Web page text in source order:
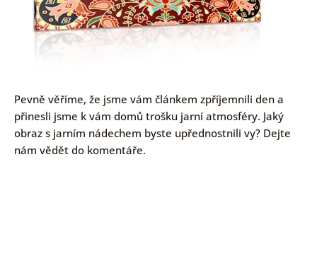
Pevně věříme, že jsme vám článkem zpříjemnili den a
přinesli jsme k vám domů trošku jarní atmosféry. Jaký
obraz s jarním nádechem byste upřednostnili vy? Dejte
nám vědět do komentáře.